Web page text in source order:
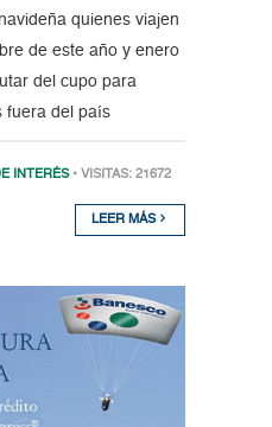
quienes viajen
de este año y enero
del cupo para
fuera del país
INTERÉS • VISITAS: 21672
LEER MÁS